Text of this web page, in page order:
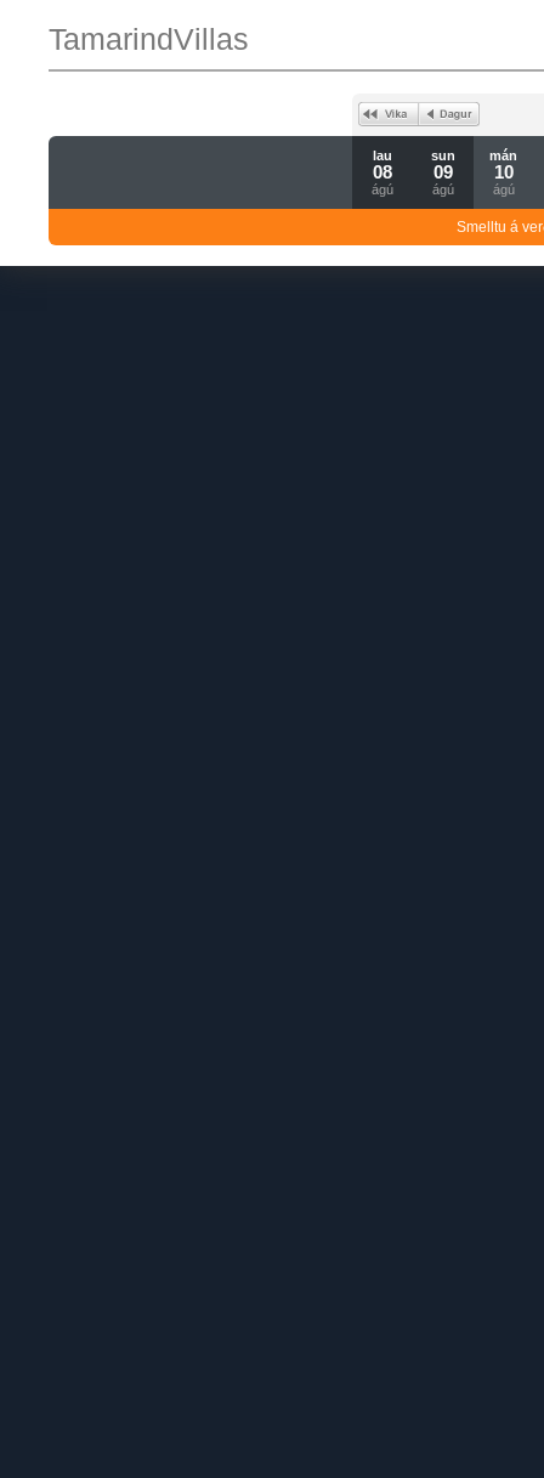
TamarindVillas
lau
08
ágú
sun
09
ágú
mán
10
ágú
Smelltu á